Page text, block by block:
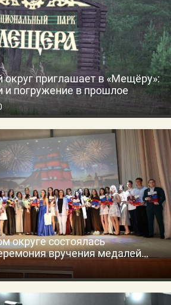
округ приглашает в «Мещёру»:
и погружение в прошлое
округе состоялась
вручения медалей